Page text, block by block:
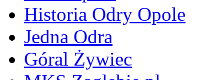
Historia Odry Opole
Jedna Odra
Góral Żywiec